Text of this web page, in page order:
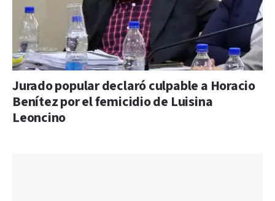
Jurado popular declaró culpable a Horacio
Benítez por el femicidio de Luisina
Leoncino